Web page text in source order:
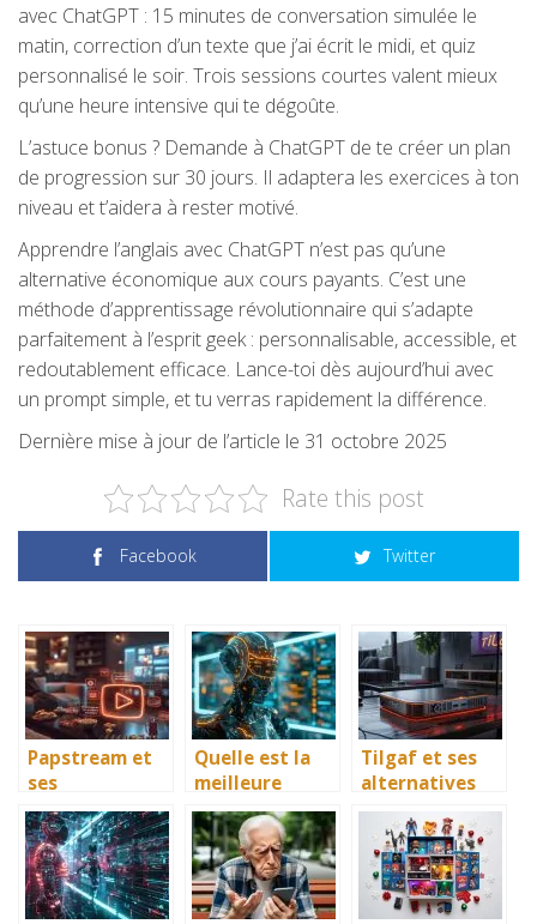
avec ChatGPT : 15 minutes de conversation simulée le
matin, correction d’un texte que j’ai écrit le midi, et quiz
personnalisé le soir. Trois sessions courtes valent mieux
qu’une heure intensive qui te dégoûte.
L’astuce bonus ? Demande à ChatGPT de te créer un plan
de progression sur 30 jours. Il adaptera les exercices à ton
niveau et t’aidera à rester motivé.
Apprendre l’anglais avec ChatGPT n’est pas qu’une
alternative économique aux cours payants. C’est une
méthode d’apprentissage révolutionnaire qui s’adapte
parfaitement à l’esprit geek : personnalisable, accessible, et
redoutablement efficace. Lance-toi dès aujourd’hui avec
un prompt simple, et tu verras rapidement la différence.
Dernière mise à jour de l’article le 31 octobre 2025
Rate this post
Facebook Twitter
Papstream et
ses
alternatives
astuces pour
du streaming
malin
Quelle est la
meilleure
version de
ChatGPT en
2026 ?
Tilgaf et ses
alternatives
pour un
streaming
malin